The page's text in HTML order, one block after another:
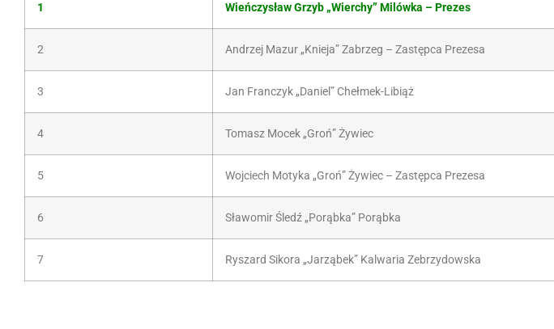
1 Wieńczysław Grzyb „Wierchy” Milówka – Prezes
2 Andrzej Mazur „Knieja” Zabrzeg – Zastępca Prezesa
3 Jan Franczyk „Daniel” Chełmek-Libiąż
4 Tomasz Mocek „Groń” Żywiec
5 Wojciech Motyka „Groń” Żywiec – Zastępca Prezesa
6 Sławomir Śledź „Porąbka” Porąbka
7 Ryszard Sikora „Jarząbek” Kalwaria Zebrzydowska